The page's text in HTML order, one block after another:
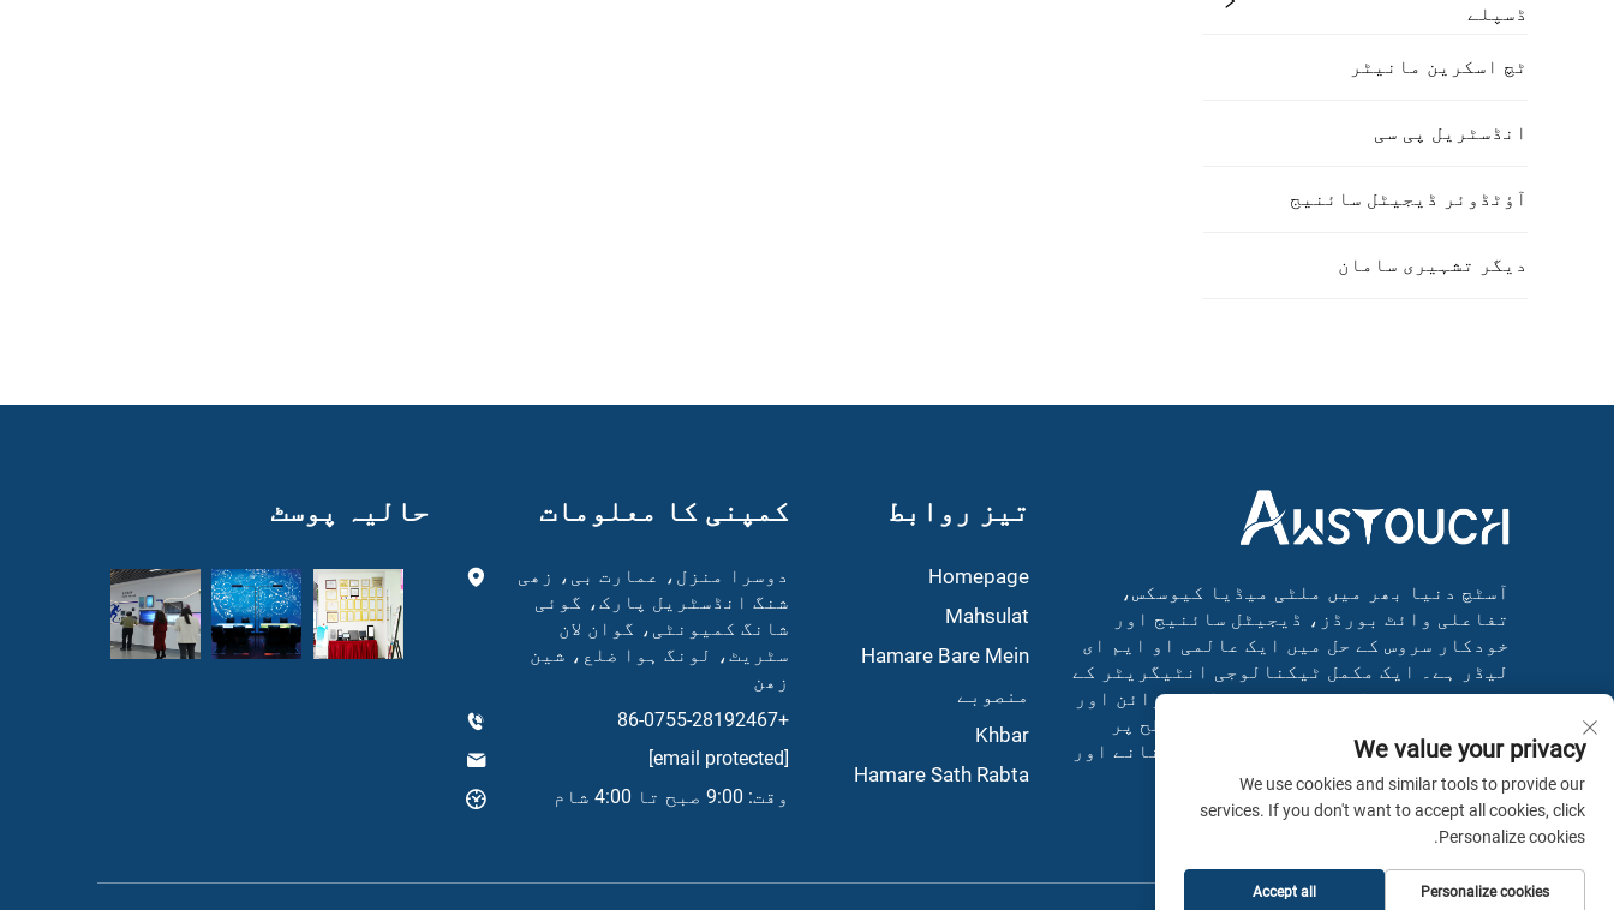
ڈسپلے
ٹچ اسکرین مانیٹر
انڈسٹریل پی سی
آؤٹڈوئر ڈیجیٹل سائنیج
دیگر تشہیری سامان
آسٹچ دنیا بھر میں ملٹی میڈیا کیوسکس،
تفاعلی وائٹ بورڈز، ڈیجیٹل سائنیج اور
خودکار سروس کے حل میں ایک عالمی او ایم ای
لیڈر ہے۔ ایک مکمل ٹیکنالوجی انٹیگریٹر کے
طور پر، ہم نے انوویٹو سسٹمز کی ڈیزائن اور
تیاری کی ہے جو کاروبار کو عالمی سطح پر
متعدد صنعتوں میں کارکردگی بہتر بنانے اور
ترقی کو تیز کرنے میں مدد کرتے ہیں۔
تیز روابط
Homepage
Mahsulat
Hamare Bare Mein
منصوبے
Khbar
Hamare Sath Rabta
کمپنی کا معلومات
دوسرا منزل، عمارت بی، زھی
شنگ انڈسٹریل پارک، گوئی
شانگ کمیونٹی، گوان لان
سٹریٹ، لونگ ہوا ضلع، شین
زھن
+86-0755-28192467
[email protected]
وقت: 9:00 صبح تا 4:00 شام
حالیہ پوسٹ
We value your privacy
We use cookies and similar tools to provide our
services. If you don't want to accept all cookies, click
Personalize cookies.
Personalize cookies
Accept all